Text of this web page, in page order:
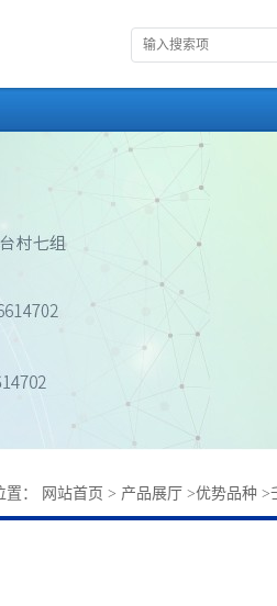
置： 网站首页 > 产品展厅 >优势品种 >